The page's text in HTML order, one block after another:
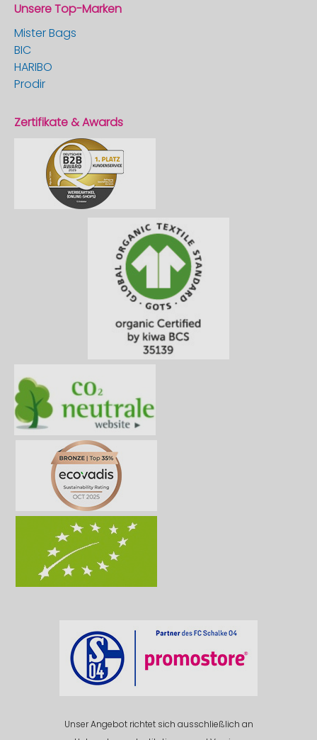
Unsere Top-Marken
Mister Bags
BIC
HARIBO
Prodir
Zertifikate & Awards
Unser Angebot richtet sich ausschließlich an